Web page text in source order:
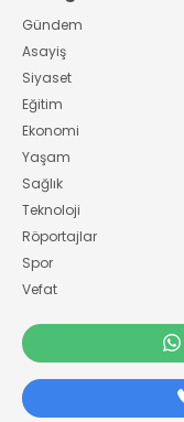
Gündem
Asayiş
Siyaset
Eğitim
Ekonomi
Yaşam
Sağlık
Teknoloji
Röportajlar
Spor
Vefat